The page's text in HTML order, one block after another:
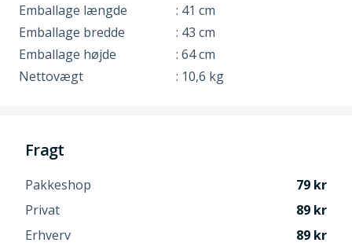
Emballage længde
: 41 cm
Emballage bredde
: 43 cm
Emballage højde
: 64 cm
Nettovægt
: 10,6 kg
Fragt
Pakkeshop
79
Privat
89
Erhverv
89